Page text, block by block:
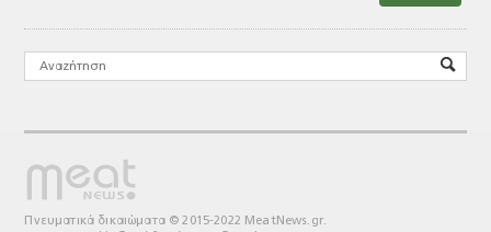
Πνευματικά δικαιώματα © 2015-2022 MeatNews.gr.